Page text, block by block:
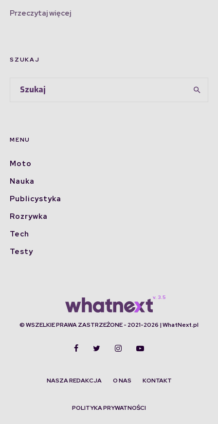
Przeczytaj więcej
SZUKAJ
MENU
Moto
Nauka
Publicystyka
Rozrywka
Tech
Testy
© WSZELKIE PRAWA ZASTRZEŻONE - 2021-2026 | WhatNext.pl
NASZA REDAKCJA O NAS KONTAKT
POLITYKA PRYWATNOŚCI